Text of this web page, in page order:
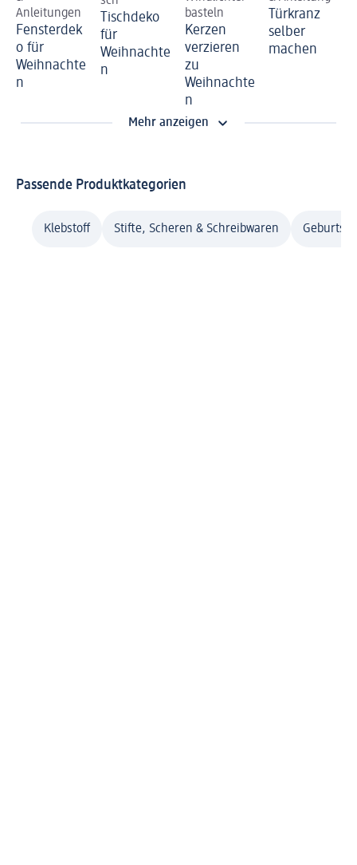
Anleitungen
Fensterdek
o für
Weihnachte
n
Tischdeko
für
Weihnachte
n
basteln
Kerzen
verzieren
zu
Weihnachte
n
Türkranz
selber
machen
Mehr anzeigen
Passende Produktkategorien
Klebstoff Stifte, Scheren & Schreibwaren